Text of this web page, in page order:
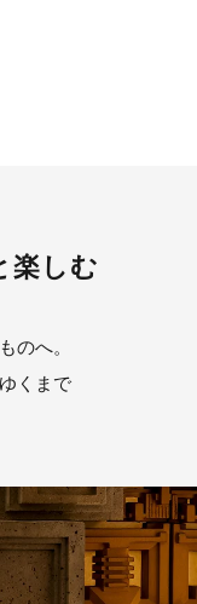
楽しむ
のへ。
くまで